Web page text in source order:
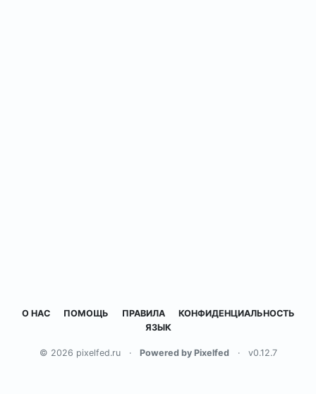
О НАС ПОМОЩЬ ПРАВИЛА
КОНФИДЕНЦИАЛЬНОСТЬ
ЯЗЫК
© 2026 pixelfed.ru · Powered by Pixelfed · v0.12.7